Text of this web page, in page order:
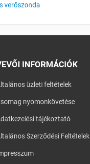
verőszonda
INFORMÁCIÓK
üzleti feltételek
nyomonkövetése
tájékoztató
Szerződési Feltételek